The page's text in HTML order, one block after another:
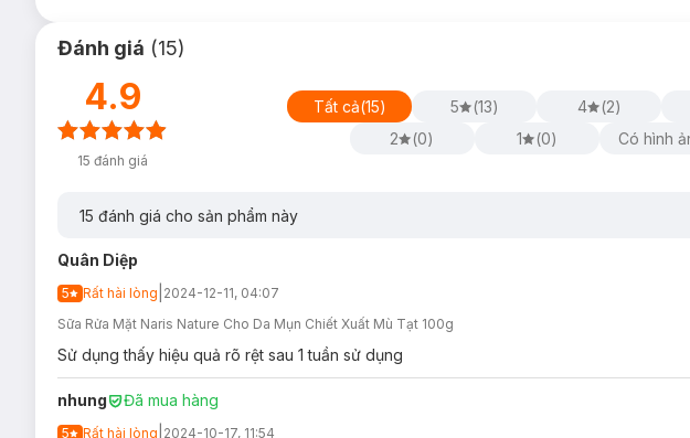
Loại da phù hợp:
Sản phẩm phù hợp với mọi loại da đặc biệt da dầu.
Da dầu thừa - lỗ chân lông to.
Ưu thế nổi bật:
Chiết xuất thành phầnthan hoạt tính
Làm sạch sâu mọi bã nhờn, dầu thừa và hỗ trợ se khít lỗ chân lông cho làn da
Ngăn chặn quá trình oxy hóa và lão hóa da cho da luôn tươi sáng, rạng ngời.
Tạo bọt dễ dàng nhanh chóng giảm ma sát trên da ngăn chặn quá trình lão hóa,
Đánh giá (15)
4.9
15 đánh giá
Tất cả(15) 5 (13) 4 (2)
2
(0) 1 (0) Có hình
15 đánh giá cho sản phẩm này
Quân Diệp
5 Rất hài lòng 2024-12-11, 04:07
Sữa Rửa Mặt Naris Nature Cho Da Mụn Chiết Xuất Mù Tạt 100g
Sử dụng thấy hiệu quả rõ rệt sau 1 tuần sử dụng
nhung Đã mua hàng
5 Rất hài lòng 2024-10-17, 11:54